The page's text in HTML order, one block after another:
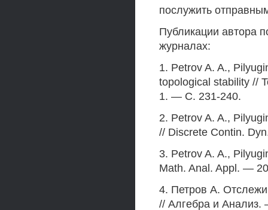
послужить
Публикации автора
журналах:
1. Petrov A. A.,
topological stability //
1. — C. 231-240.
2. Petrov A. A.,
// Discrete Contin.
3. Petrov A. A.,
Math. Anal. Appl. —
4. Петров А.
// Алгебра и